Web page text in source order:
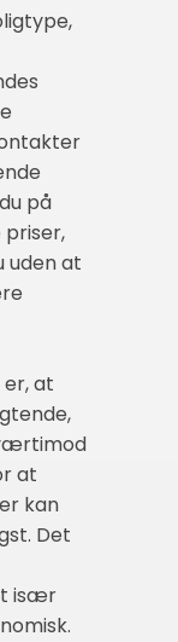
på
uden at
at
at
kan
Det
især